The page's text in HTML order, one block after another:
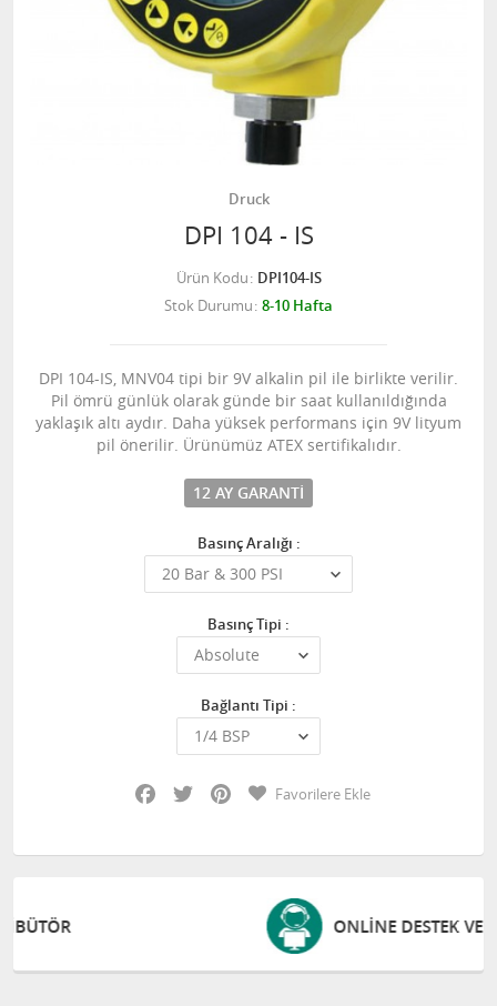
Druck
DPI 104 - IS
Ürün Kodu DPI104-IS
Stok Durumu 8-10 Hafta
DPI 104-IS, MNV04 tipi bir 9V alkalin pil ile birlikte verilir.
Pil ömrü günlük olarak günde bir saat kullanıldığında
yaklaşık altı aydır. Daha yüksek performans için 9V lityum
pil önerilir. Ürünümüz ATEX sertifikalıdır.
12 AY GARANTI
Basınç Aralığı :
Basınç Tipi :
Bağlantı Tipi :
Facebook
Twitter PinterestFavorilere Ekle
ONLINE DESTEK VE EĞITIM